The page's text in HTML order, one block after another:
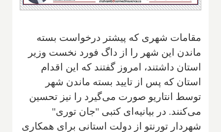
مقامات شهری که پیشتر درخواست بسته
ماندن این شهر را از داگ فورد نخست وزیر
استان داشتند، امروز گفتند که این اقدام
استان که پس از تایید بسته ماندن شهر
توسط انتاریو صورت می‌گیرد را نیز تحسین
می‌کنند. در بیانیه‌ای کتبی "جان توری"
شهردار تورنتو از دولت استانی برای همکاری